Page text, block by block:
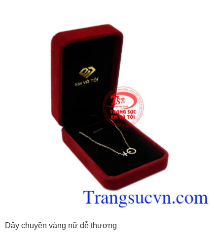
Dây chuyền vàng nữ dễ thương